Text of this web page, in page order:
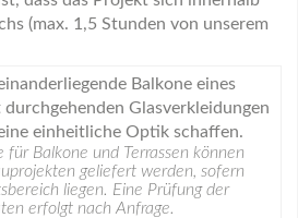
(max. 1,5 Stunden von unserem
für Balkone und Terrassen können
geliefert werden, sofern
liegen. Eine Prüfung der
erfolgt nach Anfrage.